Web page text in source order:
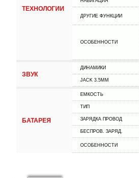
ТЕХНОЛОГИИ
ДРУГИЕ ФУНКЦИИ
ОСОБЕННОСТИ
ЗВУК
ДИНАМИКИ
JACK 3.5MM
БАТАРЕЯ
ЕМКОСТЬ
ТИП
ЗАРЯДКА ПРОВОД
БЕСПРОВ. ЗАРЯД.
ОСОБЕННОСТИ